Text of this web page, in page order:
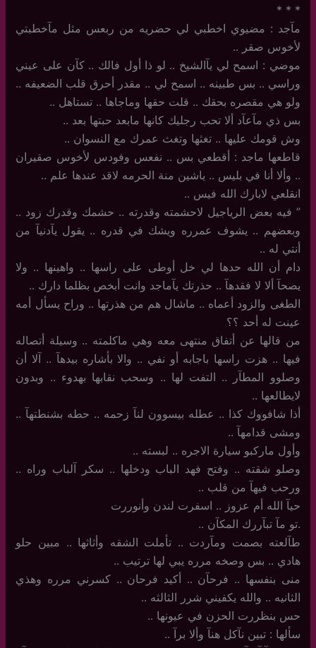
‏*‏ * *
مآجد : مضيوي اخطبي لي حضريه من ربعس مثل مآخطبتي
لأخوس صقر ..
موضي : اسمح لي يآالشيخ .. لو ذا أول فالك .. كآن على عيني
وراسي .. بس طبينه .. اسمح لي .. مقدر أحرق قلب الضعيفه ..
ولو هي مقصره بحقك .. قلت حقها وماجاها .. تستاهل ..
بس ذي مآعآد ألا تحب رجليك كانها مابعد حبتها بعد ..
وش قومك عليها .. تغثها وتغث عمرك مع النسوان ..
قاطعها ماجد : أقطعي بس .. نفعس وفودس لأخوس صقيران
.. وألا أنا في بليس .. ياشين منة الحرمه لاقد عندها علم ..
انقلعي لابارك الله فيس ..
‏”‏ فيه بعض الرياجيل لاحشمته وقدرته .. حشمك وقدرك زود ..
وبعضهم .. يشوف عمرره ويشك في قدره .. يقول يآدنيآ من
أنتي له ..
دام أن الله حدها لي خل أوطى على راسها .. واهينها .. ولا
يصحآ ألا لا فقدهآ .. حذرتك يآماجد وانت أبخص بظلما دارك ..
الطغى والزود أعماه .. ماشال هم من هذرتها .. وراح يسأل أمه
عينت له أحد ؟؟
من قالها عن أتفاق منتهى معه وهي ماكلمته .. وسيلة أتصاله
فيها .. هزت راسها باجابه أو نفي .. والا بأشاره بيدهآ .. آلا أن
وصلوو المطآر .. التفت لها .. وسحب نقابها بهدوء .. وبدون
لايطالعها ..
أذا شافووك كذا .. عطله بيسوون لنآ زحمه .. حطه بشنطتهآ ..
ومشى قدامهآ ..
وأول ماركبو سيارة الاجره .. لبسته ..
وصلو شقته .. وفتح فهد الباب ودخلها .. سكر آلباب وراه ..
ورحب فيهآ من قلب ..
حيآ الله أم عزوز .. اسفرت لندن وأنوررت
.تو مآ تبآررك المكآن ..
طآلعته بصمت ومآردت .. تأملت الشقه وأثاثها .. مبين حلو
هادي .. بس وصخه مرره يبي لها ترتيب ..
منى بنفسها .. فرحآن .. أكيد فرحان .. كسرني مرره وهذي
الثانيه .. والله يكفيني شرر الثالثه ..
حس بنظررت الحزن في عيونها ..
سألها : تبين نآكل هنآ وألا برآ ..